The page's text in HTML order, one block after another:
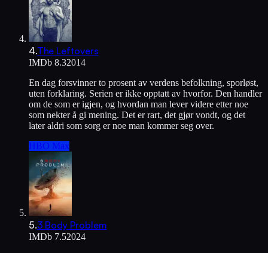
4.The Leftovers
IMDb 8.32014
En dag forsvinner to prosent av verdens befolkning, sporløst,
uten forklaring. Serien er ikke opptatt av hvorfor. Den handler
om de som er igjen, og hvordan man lever videre etter noe
som nekter å gi mening. Det er rart, det gjør vondt, og det
later aldri som sorg er noe man kommer seg over.
HBO Max
5.3 Body Problem
IMDb 7.52024